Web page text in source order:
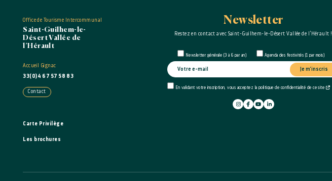
Office de Tourisme Intercommunal
Saint-Guilhem-le-
Désert Vallée de
l’Hérault
Accueil Gignac
33(0)4 67 57 58 83
Contact
Carte Privilège
Les brochures
Newsletter
Restez en contact avec Saint-Guilhem-le-Désert Vallée de l’Hérault !
Newsletter générale (3 à 6 par an) Agenda des festivités (1 par mois)
En validant votre inscription, vous acceptez la politique de confidentialité de ce site
Je m'inscris